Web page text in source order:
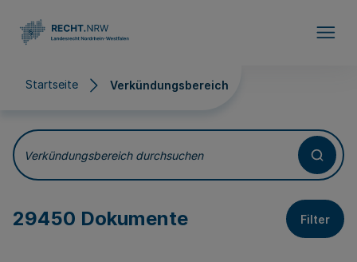
Startseite Verkündungsbereich
Verkündungsbereich
Verkündungsbereich durchsuchen
29450 Dokumente Filter